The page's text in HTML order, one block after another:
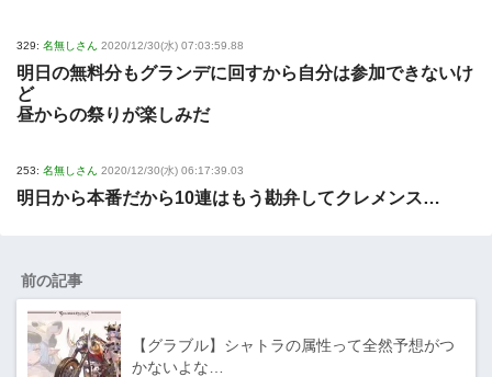
329: 名無しさん 2020/12/30(水) 07:03:59.88
明日の無料分もグランデに回すから自分は参加できないけ
ど
昼からの祭りが楽しみだ
253: 名無しさん 2020/12/30(水) 06:17:39.03
明日から本番だから10連はもう勘弁してクレメンス…
前の記事
【グラブル】シャトラの属性って全然予想がつ
かないよな…